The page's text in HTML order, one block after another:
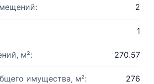
2
1
м²: 270.57
имущества, м²: 276